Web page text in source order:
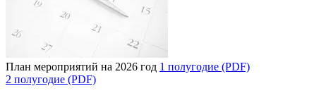
План мероприятий на 2026 год 1 полугодие (PDF)
2 полугодие (PDF)